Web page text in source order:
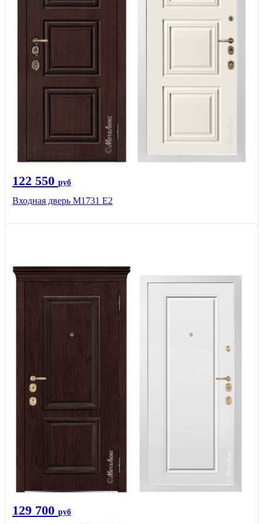
122 550 руб
Входная дверь М1731 Е2
129 700 руб